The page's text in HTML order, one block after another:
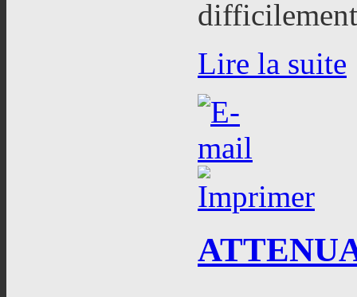
Lire la suite